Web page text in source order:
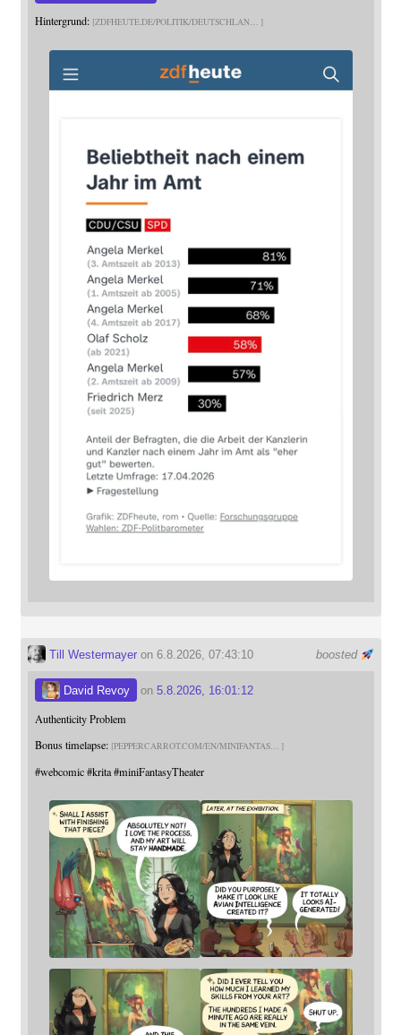
Hintergrund: ZDFHEUTE.DE/POLITIK/DEUTSCHLAN
boosted
Till Westermayeron 6.8.2026, 07:43:10
David Revoy on 5.8.2026, 16:01:12
Authenticity Problem
Bonus timelapse: PEPPERCARROT.COM/EN/MINIFANTAS
#webcomic #krita #miniFantasyTheater